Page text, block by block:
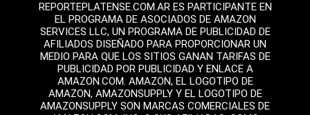
REPORTEPLATENSE.COM.AR ES PARTICIPANTE EN
EL PROGRAMA DE ASOCIADOS DE AMAZON
SERVICES LLC, UN PROGRAMA DE PUBLICIDAD DE
AFILIADOS DISEÑADO PARA PROPORCIONAR UN
MEDIO PARA QUE LOS SITIOS GANAN TARIFAS DE
PUBLICIDAD POR PUBLICIDAD Y ENLACE A
AMAZON.COM. AMAZON, EL LOGOTIPO DE
AMAZON, AMAZONSUPPLY Y EL LOGOTIPO DE
AMAZONSUPPLY SON MARCAS COMERCIALES DE